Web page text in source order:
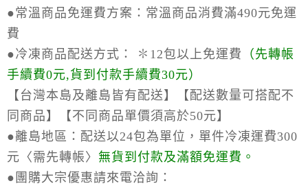
●常溫商品免運費方案： 常溫商品消費滿490元免運
費
●冷凍商品配送方式：
✽12包以上免運費 （先轉帳
手續費0元,貨到付款手續費30元）
【台灣本島及離島皆有配送】【配送數量可搭配不
同商品】【不同商品單價須高於50元】
●離島地區： 配送以24包為單位，單件冷凍運費300
元〈需先轉帳〉 無貨到付款及滿額免運費。
● 團購大宗優惠請來電洽詢：